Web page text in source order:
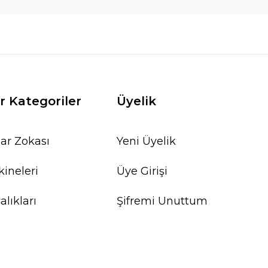
Kategoriler
Zokası
Üyelik
Yeni Üyelik
Üye Girişi
Şifremi Unuttum